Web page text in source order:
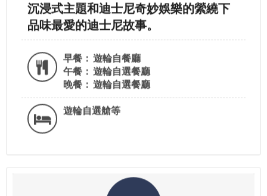
沉浸式主題和迪士尼奇妙娛樂的縈繞下
品味最愛的迪士尼故事。
早餐： 遊輪自餐廳
午餐： 遊輪自選餐廳
晚餐： 遊輪自選餐廳
遊輪自選艙等